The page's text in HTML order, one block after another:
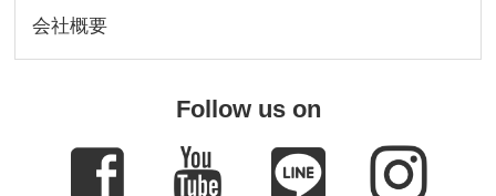
会社概要
Follow us on